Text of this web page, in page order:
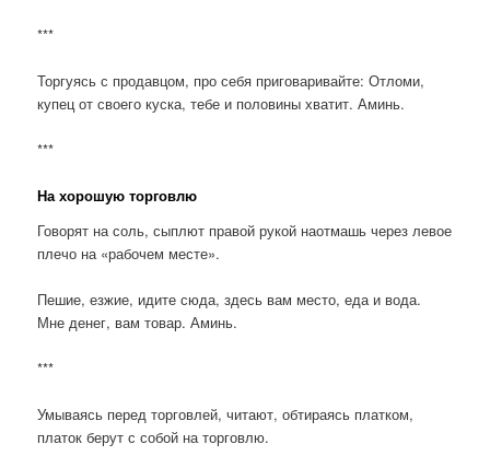
***
Торгуясь с продавцом, про себя приговаривайте: Отломи,
купец от своего куска, тебе и половины хватит. Аминь.
***
На хорошую торговлю
Говорят на соль, сыплют правой рукой наотмашь через левое
плечо на «рабочем месте».
Пешие, езжие, идите сюда, здесь вам место, еда и вода.
Мне денег, вам товар. Аминь.
***
Умываясь перед торговлей, читают, обтираясь платком,
платок берут с собой на торговлю.